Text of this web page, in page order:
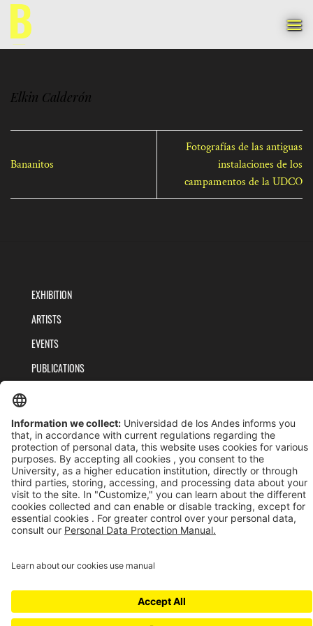
Skip
content
Elkin Calderón
Bananitos
Fotografías de las antiguas
instalaciones de los
campamentos de la UDCO
EXHIBITION
ARTISTS
EVENTS
PUBLICATIONS
PRIVACY POLICY
TERMS AND CONDITIONS
Reconocimiento personería jurídica: Resolución 28 del 23 de febrero de 1949 MinJusticia.